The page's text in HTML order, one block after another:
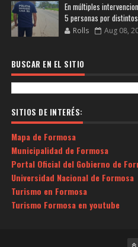
En múltiples
5 personas por
Rolls Aug 08,
BUSCAR EN EL SITIO
SITIOS DE INTERÉS:
Mapa de Formosa
Municipalidad de Formosa
Portal Oficial del Gobierno de
Universidad Nacional de Formosa
Turismo en Formosa
Turismo Formosa en youtube